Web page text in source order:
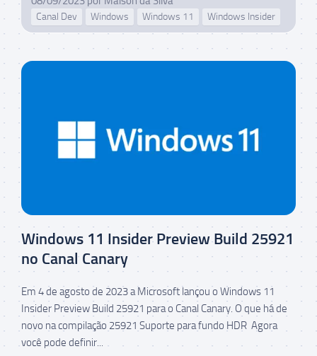
Canal Dev Windows Windows 11 Windows Insider
Windows 11 Insider Preview Build 25921
no Canal Canary
Em 4 de agosto de 2023 a Microsoft lançou o Windows 11
Insider Preview Build 25921 para o Canal Canary. O que há de
novo na compilação 25921 Suporte para fundo HDR Agora
você pode definir...